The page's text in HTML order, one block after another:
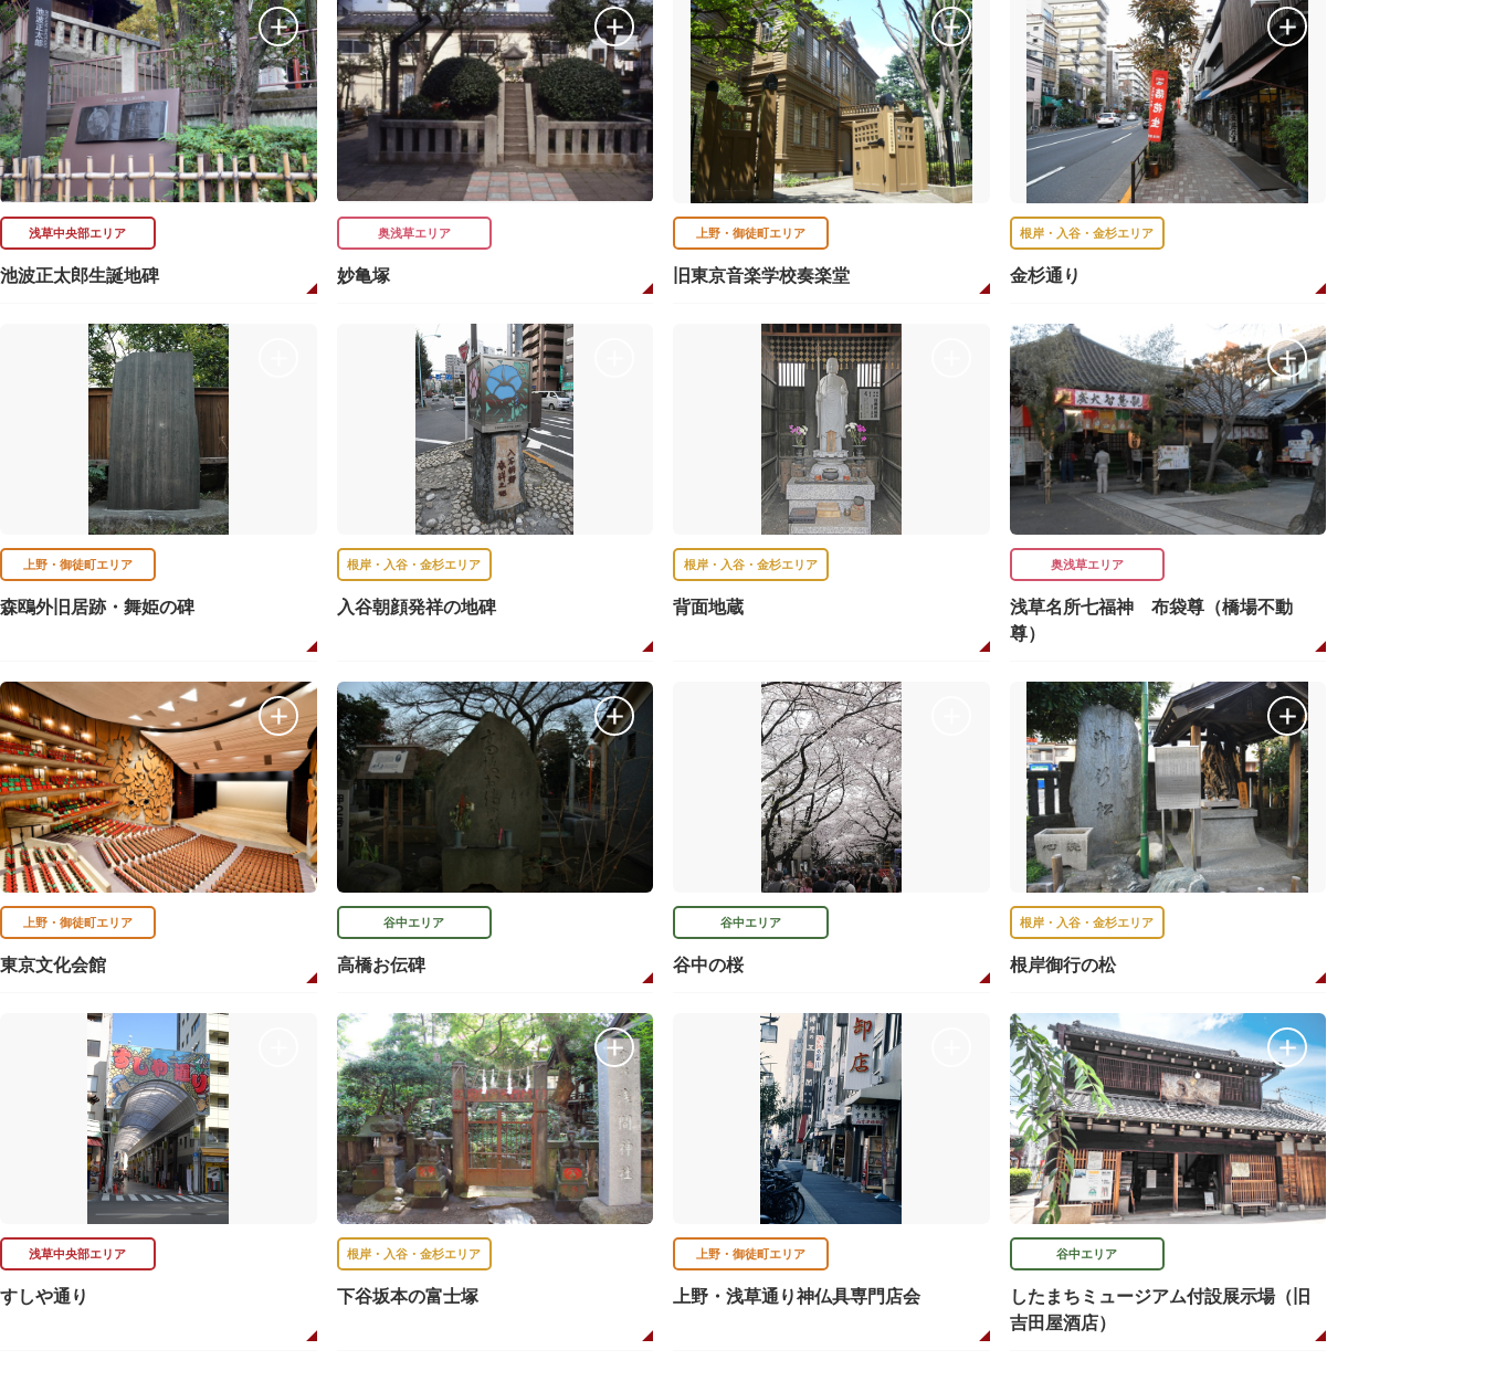
浅草中央部エリア
池波正太郎生誕地碑
奥浅草エリア
妙亀塚
上野・御徒町エリア
旧東京音楽学校奏楽堂
根岸・入谷・金杉エリア
金杉通り
上野・御徒町エリア
森鴎外旧居跡・舞姫の碑
根岸・入谷・金杉エリア
入谷朝顔発祥の地碑
根岸・入谷・金杉エリア
背面地蔵
奥浅草エリア
浅草名所七福神 布袋尊（橋場不動
尊）
上野・御徒町エリア
東京文化会館
谷中エリア
高橋お伝碑
谷中エリア
谷中の桜
根岸・入谷・金杉エリア
根岸御行の松
浅草中央部エリア
すしや通り
根岸・入谷・金杉エリア
下谷坂本の富士塚
上野・御徒町エリア
上野・浅草通り神仏具専門店会
谷中エリア
したまちミュージアム付設展示場（旧
吉田屋酒店）